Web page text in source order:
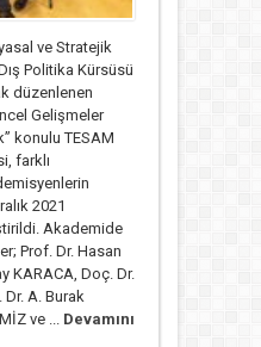
ve Stratejik
Politika Kürsüsü
düzenlenen
Gelişmeler
konulu TESAM
farklı
2021
Akademide
Prof. Dr. Hasan
KARACA, Doç. Dr.
Dr. A. Burak
ve ... Devamını